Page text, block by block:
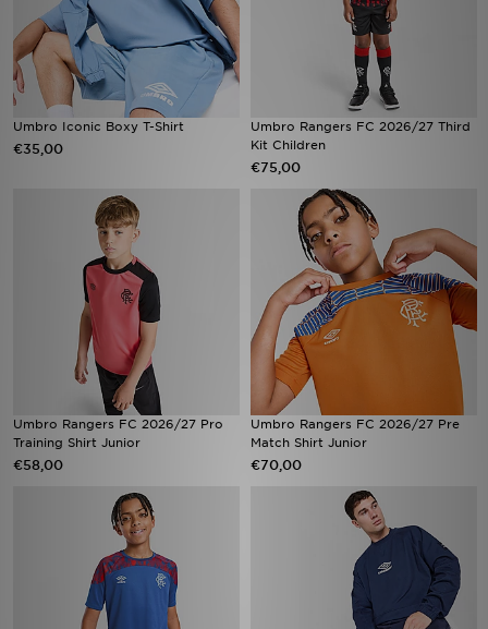
Umbro Iconic Boxy T-Shirt
€35,00
Umbro Rangers FC 2026/27 Third
Kit Children
€75,00
Umbro Rangers FC 2026/27 Pro
Training Shirt Junior
€58,00
Umbro Rangers FC 2026/27 Pre
Match Shirt Junior
€70,00